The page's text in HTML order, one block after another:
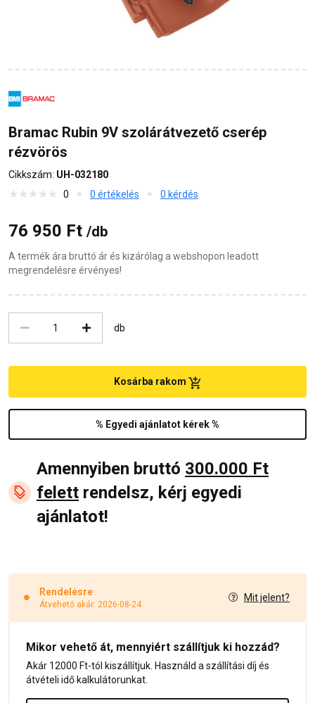
Bramac Rubin 9V szolárátvezető cserép
rézvörös
Cikkszám: UH-032180
0
0 értékelés 0 kérdés
76 950 Ft /db
A termék ára bruttó ár és kizárólag a webshopon leadott
megrendelésre érvényes!
db
% Egyedi ajánlatot kérek %
Kosárba rakom
Amennyiben bruttó 300.000 Ft
felett rendelsz, kérj egyedi
ajánlatot!
Rendelésre
Átvehető akár: 2026-08-24
Mit jelent?
Mikor vehető át, mennyiért szállítjuk ki hozzád?
Akár 12000 Ft-tól kiszállítjuk. Használd a szállítási díj és
átvételi idő kalkulátorunkat.